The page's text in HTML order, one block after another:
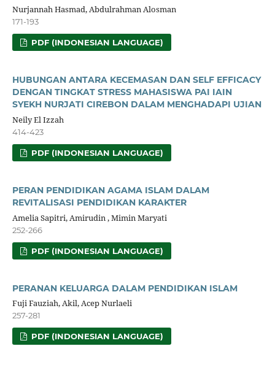
Nurjannah Hasmad, Abdulrahman Alosman
171-193
PDF (INDONESIAN LANGUAGE)
HUBUNGAN ANTARA KECEMASAN DAN SELF EFFICACY
DENGAN TINGKAT STRESS MAHASISWA PAI IAIN
SYEKH NURJATI CIREBON DALAM MENGHADAPI UJIAN
Neily El Izzah
414-423
PDF (INDONESIAN LANGUAGE)
PERAN PENDIDIKAN AGAMA ISLAM DALAM
REVITALISASI PENDIDIKAN KARAKTER
Amelia Sapitri, Amirudin , Mimin Maryati
252-266
PDF (INDONESIAN LANGUAGE)
PERANAN KELUARGA DALAM PENDIDIKAN ISLAM
Fuji Fauziah, Akil, Acep Nurlaeli
257-281
PDF (INDONESIAN LANGUAGE)